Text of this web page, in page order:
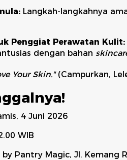
Langkah-langkahnya
Penggiat Perawatan Kulit:
dengan bahan
Your Skin."(Campurkan,
4 Juni 2026
WIB
Pantry Magic, Jl. Kemang